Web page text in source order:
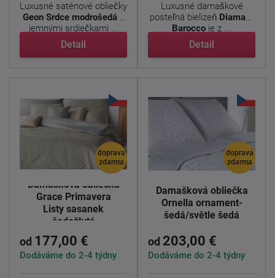
Luxusné saténové obliečky
Geon Srdce modrošedás
jemnými srdiečkami ...
Detail
Luxusné damaškové
posteľná bielizeň Diamant
Barocco je z ...
Detail
doprava
zdarma
Damašková obliečka
Grace Primavera
Listy sasanek
šedožlutá
od 177,00 €
Dodáváme do 2-4 týdny
doprava
zdarma
Damašková obliečka
Ornella ornament-
šedá/světle šedá
od 203,00 €
Dodáváme do 2-4 týdny